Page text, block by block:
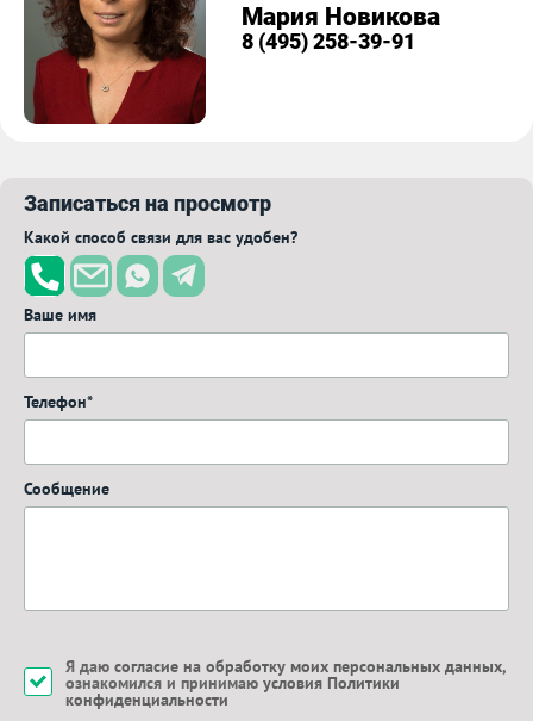
Мария Новикова
8 (495) 258-39-91
Записаться на просмотр
Какой способ связи для вас удобен?
Ваше имя
Телефон*
Сообщение
Я даю согласие на обработку моих персональных данных,
ознакомился и принимаю условия Политики
конфиденциальности